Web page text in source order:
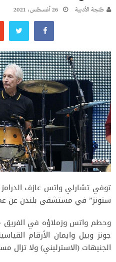
طنجة الأدبية 26 أغسطس، 2021
توفي تشارلي واتس عازف
ستونز” في مستشفى بلندن عن عمر
وحطم واتس وزملاؤه في الفريق
جونز وبيل وايمان الأرقام
الجنيهات (الاسترليني) ولا تزال